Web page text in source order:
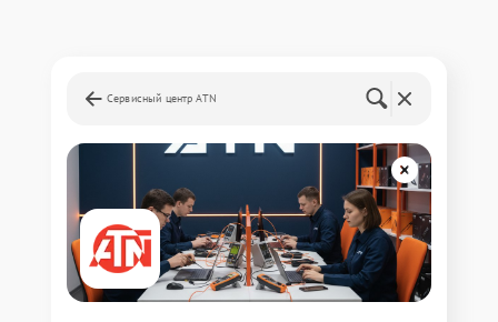
Сервисный центр ATN